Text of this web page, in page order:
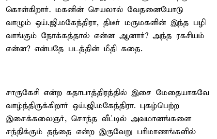
கொள்கிறார். மகனின் செயலால் வேதனையோடு
வாழும் ஒய்.ஜி.மகேந்திரா, திடீர் மருமகளின் இந்த பழி
வாங்கும் நோக்கத்தால் என்ன ஆனார்? அந்த ரகசியம்
என்ன? என்பதே படத்தின் மீதி கதை.
சாருகேசி என்ற கதாபாத்திரத்தில் இசை மேதையாகவே
வாழ்ந்திருக்கிறார் ஒய்.ஜி.மகேந்திரா. புகழ்பெற்ற
இசைக்கலைஞர், சொந்த வீட்டில் அவமானங்களை
சந்திக்கும் தந்தை என்ற இருவேறு பரிமாணங்களில்